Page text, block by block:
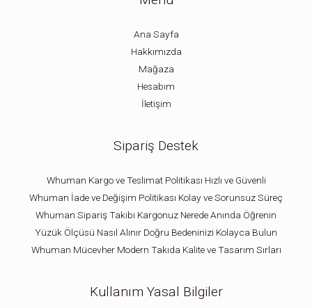
Ana Sayfa
Hakkımızda
Mağaza
Hesabım
İletişim
Sipariş Destek
Whuman Kargo ve Teslimat Politikası Hızlı ve Güvenli
Whuman İade ve Değişim Politikası Kolay ve Sorunsuz Süreç
Whuman Sipariş Takibi Kargonuz Nerede Anında Öğrenin
Yüzük Ölçüsü Nasıl Alınır Doğru Bedeninizi Kolayca Bulun
Whuman Mücevher Modern Takıda Kalite ve Tasarım Sırları
Kullanım Yasal Bilgiler